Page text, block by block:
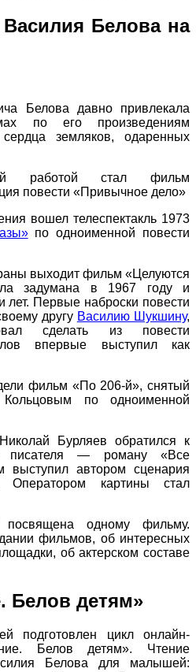
Белова на
Белова давно привлекала
по его произведениям
земляков, одаренных
работой стал фильм
повести «Привычное дело»
вошел телеспектакль 1973
по одноименной повести
выходит фильм «Целуются
задумана в 1967 году и
лет. Первые наброски повести
другу Василию Шукшину,
сделать из повести
впервые выступил как
фильм «По 206-й», снятый
по одноименной
Бурляев обратился к
писателя — роману «Все
выступил автором сценария
Оператором картины стал
посвящена одному фильму.
фильмов, об интересных
об актерском составе
Белов детям»
подготовлен цикл онлайн-
Белов детям». Чтение
Белова для малышей: